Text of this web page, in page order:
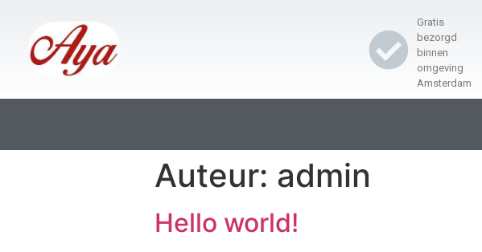
Gratis
bezorgd
binnen
omgeving
Amsterdam
Auteur: admin
Hello world!